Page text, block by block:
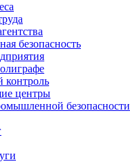
безопасность
центры
безопасности